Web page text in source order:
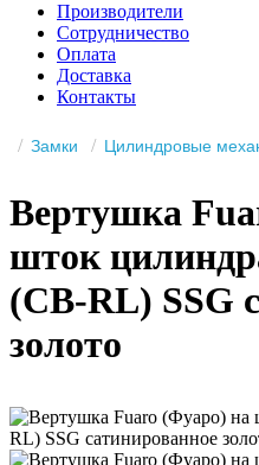
Производители
Сотрудничество
Оплата
Доставка
Контакты
Замки Цилиндровые
Вертушка
шток
(CB-RL) SSG
золото